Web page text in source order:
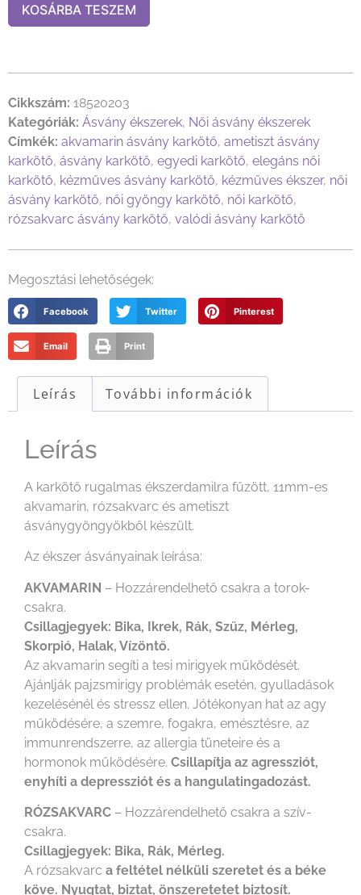
KOSÁRBA TESZEM
Cikkszám: 18520203
Kategóriák: Ásvány ékszerek, Női ásvány ékszerek
Címkék: akvamarin ásvány karkötő, ametiszt ásvány
karkötő, ásvány karkötő, egyedi karkötő, elegáns női
karkötő, kézműves ásvány karkötő, kézműves ékszer, női
ásvány karkötő, női gyöngy karkötő, női karkötő,
rózsakvarc ásvány karkötő, valódi ásvány karkötő
Megosztási lehetőségek:
Facebook Twitter Pinterest
Email Print
Leírás További információk
Leírás
A karkötő rugalmas ékszerdamilra fűzött, 11mm-es
akvamarin, rózsakvarc és ametiszt
ásványgyöngyökből készült.
Az ékszer ásványainak leírása:
AKVAMARIN – Hozzárendelhető csakra a torok-
csakra.
Csillagjegyek: Bika, Ikrek, Rák, Szűz, Mérleg,
Skorpió, Halak, Vízöntő.
Az akvamarin segíti a tesi mirigyek működését.
Ajánlják pajzsmirigy problémák esetén, gyulladások
kezelésénél és stressz ellen. Jótékonyan hat az agy
működésére, a szemre, fogakra, emésztésre, az
immunrendszerre, az allergia tüneteire és a
hormonok működésére. Csillapítja az agressziót,
enyhíti a depressziót és a hangulatingadozást.
RÓZSAKVARC – Hozzárendelhető csakra a szív-
csakra.
Csillagjegyek: Bika, Rák, Mérleg.
A rózsakvarc a feltétel nélküli szeretet és a béke
köve. Nyugtat, biztat, önszeretetet biztosít.